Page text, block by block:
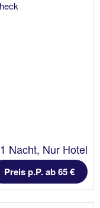
1 Nacht, Nur Hotel
Preis p.P. ab 65 €